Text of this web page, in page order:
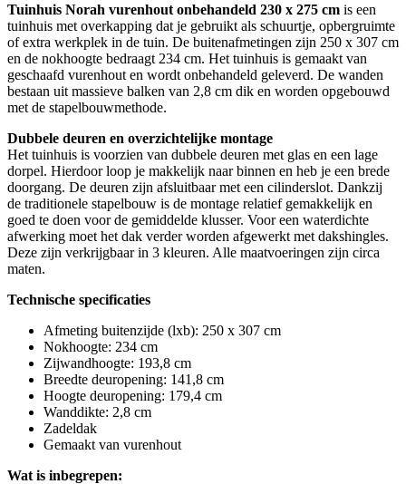
Tuinhuis Norah vurenhout onbehandeld 230 x 275 cm is een
tuinhuis met overkapping dat je gebruikt als schuurtje, opbergruimte
of extra werkplek in de tuin. De buitenafmetingen zijn 250 x 307 cm
en de nokhoogte bedraagt 234 cm. Het tuinhuis is gemaakt van
geschaafd vurenhout en wordt onbehandeld geleverd. De wanden
bestaan uit massieve balken van 2,8 cm dik en worden opgebouwd
met de stapelbouwmethode.
Dubbele deuren en overzichtelijke montage
Het tuinhuis is voorzien van dubbele deuren met glas en een lage
dorpel. Hierdoor loop je makkelijk naar binnen en heb je een brede
doorgang. De deuren zijn afsluitbaar met een cilinderslot. Dankzij
de traditionele stapelbouw is de montage relatief gemakkelijk en
goed te doen voor de gemiddelde klusser. Voor een waterdichte
afwerking moet het dak verder worden afgewerkt met dakshingles.
Deze zijn verkrijgbaar in 3 kleuren. Alle maatvoeringen zijn circa
maten.
Technische specificaties
Afmeting buitenzijde (lxb): 250 x 307 cm
Nokhoogte: 234 cm
Zijwandhoogte: 193,8 cm
Breedte deuropening: 141,8 cm
Hoogte deuropening: 179,4 cm
Wanddikte: 2,8 cm
Zadeldak
Gemaakt van vurenhout
Wat is inbegrepen: